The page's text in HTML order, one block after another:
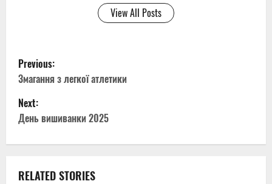
View All Posts
P
o
s
Previous:
Змагання з легкої атлетики
Next:
День вишиванки 2025
RELATED STORIES